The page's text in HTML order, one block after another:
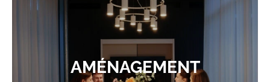
AMÉNAGEMENT